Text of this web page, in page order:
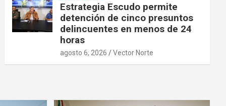
Estrategia Escudo permite
detención de cinco presuntos
delincuentes en menos de 24
horas
agosto 6, 2026 Vector Norte